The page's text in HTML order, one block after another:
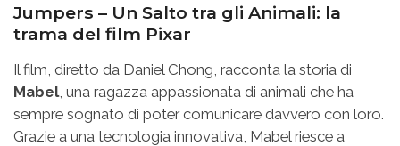
Jumpers – Un Salto tra gli Animali: la
trama del film Pixar
Il film, diretto da Daniel Chong, racconta la storia di
Mabel, una ragazza appassionata di animali che ha
sempre sognato di poter comunicare davvero con loro.
Grazie a una tecnologia innovativa, Mabel riesce a